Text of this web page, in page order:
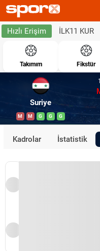
Hızlı Erişim İLK11 KUR
Takımım Fikstür
Suriye
M M G G G
Kadrolar İstatistik